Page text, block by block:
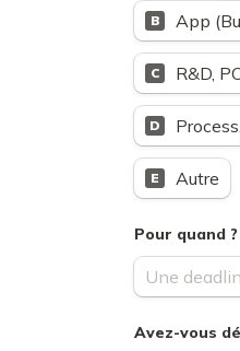
B App
C R&D,
D
E Autre
Pour quand ?
Avez-vous